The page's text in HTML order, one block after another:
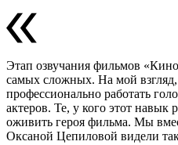
Этап озвучания фильмов
самых сложных. На мой
профессионально работать
актеров. Те, у кого этот навык
оживить героя фильма. Мы
Оксаной Цепиловой видели